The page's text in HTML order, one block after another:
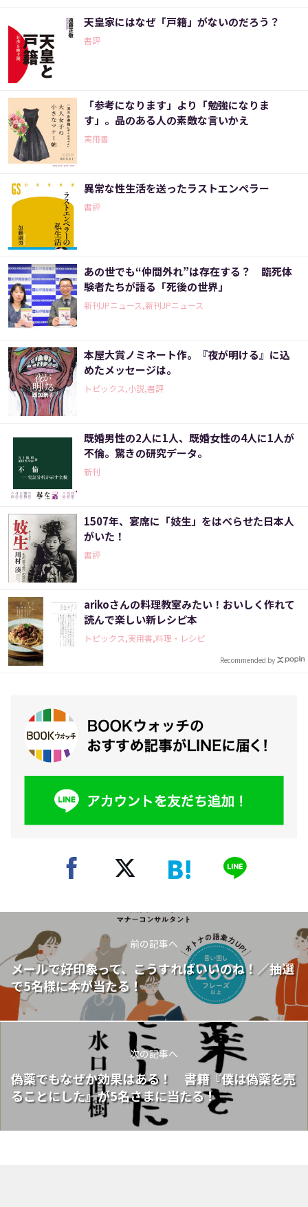
天皇家にはなぜ「戸籍」がないのだろう？
書評
「参考になります」より「勉強になりま
す」。品のある人の素敵な言いかえ
実用書
異常な性生活を送ったラストエンペラー
書評
あの世でも“仲間外れ”は存在する？ 臨死体
験者たちが語る「死後の世界」
新刊JPニュース,新刊JPニュース
本屋大賞ノミネート作。『夜が明ける』に込
めたメッセージは。
トピックス,小説,書評
既婚男性の2人に1人、既婚女性の4人に1人が
不倫。驚きの研究データ。
新刊
1507年、宴席に「妓生」をはべらせた日本人
がいた！
書評
arikoさんの料理教室みたい！おいしく作れて
読んで楽しい新レシピ本
トピックス,実用書,料理・レシピ
Recommended by
前の記事へ
メールで好印象って、こうすればいいのね！／抽選
で5名様に本が当たる！
次の記事へ
偽薬でもなぜか効果はある！ 書籍『僕は偽薬を売
ることにした』が5名さまに当たる！